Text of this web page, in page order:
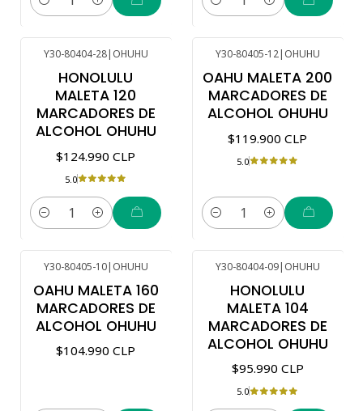
Cantidad Cantidad
Y30-80404-28| OHUHU
HONOLULU
MALETA 120
MARCADORES DE
ALCOHOL OHUHU
$124.990 CLP
5.0
Cantidad
Y30-80405-12| OHUHU
OAHU MALETA 200
MARCADORES DE
ALCOHOL OHUHU
$119.900 CLP
5.0
Cantidad
Y30-80405-10| OHUHU
OAHU MALETA 160
MARCADORES DE
ALCOHOL OHUHU
$104.990 CLP
Y30-80404-09| OHUHU
HONOLULU
MALETA 104
MARCADORES DE
ALCOHOL OHUHU
$95.990 CLP
5.0